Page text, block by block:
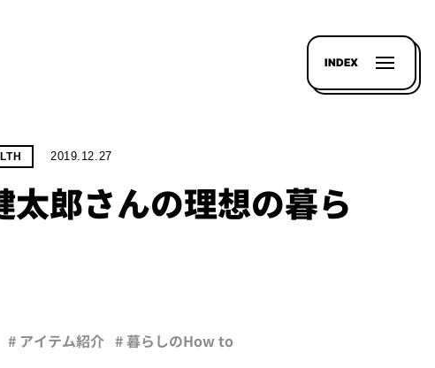
INDEX
2019.12.27
太郎さんの理想の暮ら
# アイテム紹介 # 暮らしのHow to